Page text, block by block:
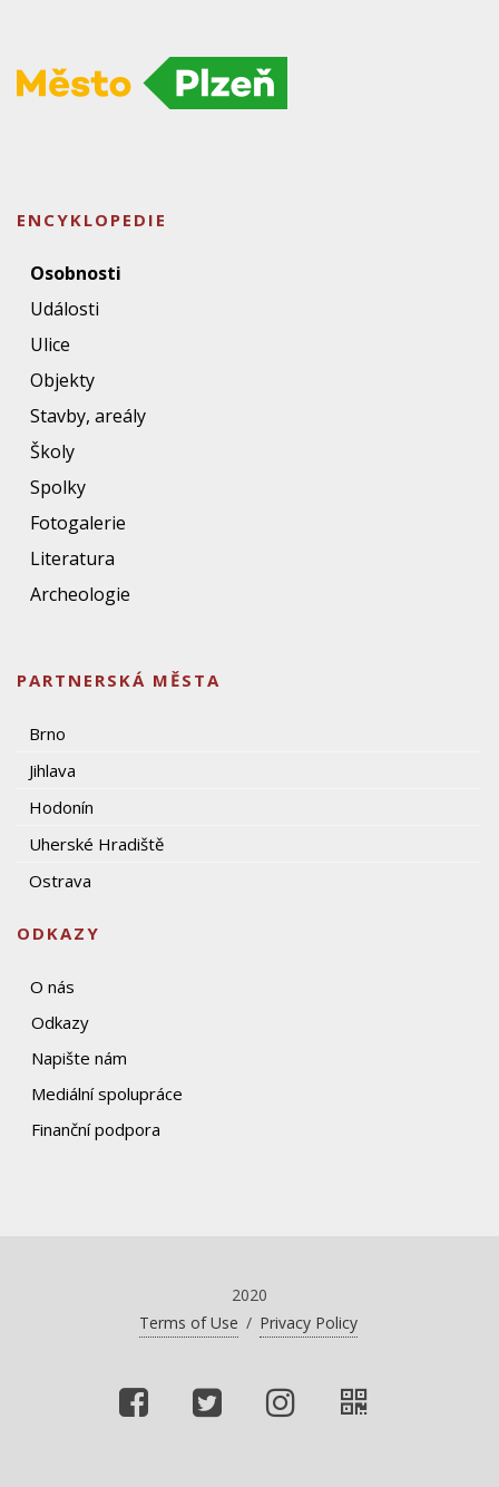
ENCYKLOPEDIE
Osobnosti
Události
Ulice
Objekty
Stavby, areály
Školy
Spolky
Fotogalerie
Literatura
Archeologie
PARTNERSKÁ MĚSTA
Brno
Jihlava
Hodonín
Uherské Hradiště
Ostrava
ODKAZY
O nás
Odkazy
Napište nám
Mediální spolupráce
Finanční podpora
2020
Terms of Use / Privacy Policy